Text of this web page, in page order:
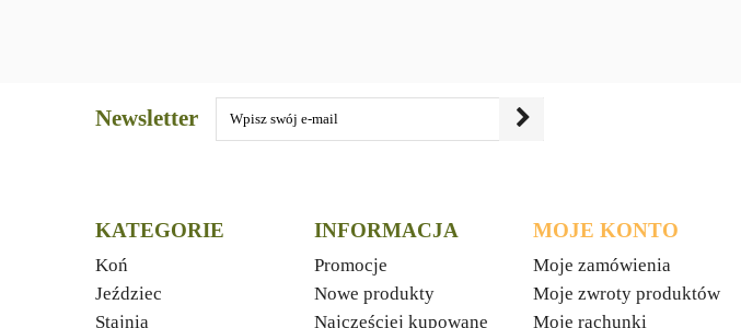
Newsletter
KATEGORIE
Koń
Jeździec
Stajnia
INFORMACJA
Promocje
Nowe produkty
Najczęściej kupowane
MOJE KONTO
Moje zamówienia
Moje zwroty produktów
Moje rachunki